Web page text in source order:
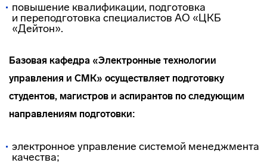
повышение квалификации, подготовка
и переподготовка специалистов АО «ЦКБ
«Дейтон».
Базовая кафедра «Электронные технологии
управления и СМК» осуществляет подготовку
студентов, магистров и аспирантов по следующим
направлениям подготовки:
электронное управление системой менеджмента
качества;